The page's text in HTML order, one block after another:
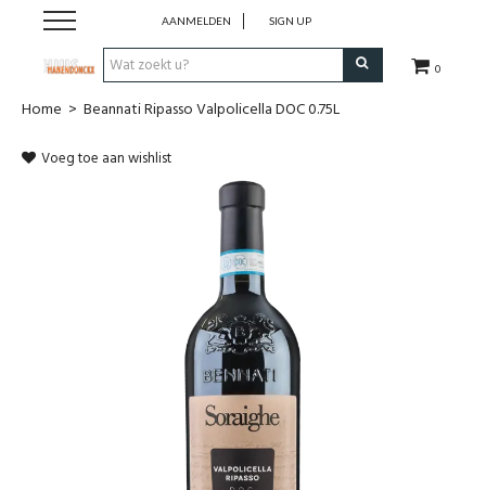
0
AANMELDEN SIGN UP
Wijnen
Alcoholvrije dranken
Home > Beannati Ripasso Valpolicella DOC 0.75L
Voeg toe aan wishlist